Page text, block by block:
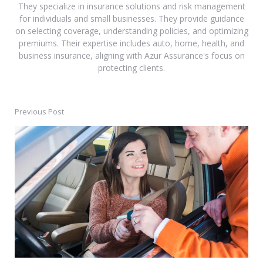
They specialize in insurance solutions and risk management
for individuals and small businesses. They provide guidance
on selecting coverage, understanding policies, and optimizing
premiums. Their expertise includes auto, home, health, and
business insurance, aligning with Azur Assurance's focus on
protecting clients.
Post
navigation
Previous Post